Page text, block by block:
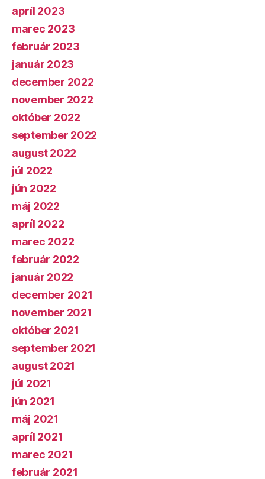
apríl 2023
marec 2023
február 2023
január 2023
december 2022
november 2022
október 2022
september 2022
august 2022
júl 2022
jún 2022
máj 2022
apríl 2022
marec 2022
február 2022
január 2022
december 2021
november 2021
október 2021
september 2021
august 2021
júl 2021
jún 2021
máj 2021
apríl 2021
marec 2021
február 2021